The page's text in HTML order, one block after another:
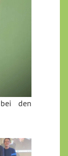
den